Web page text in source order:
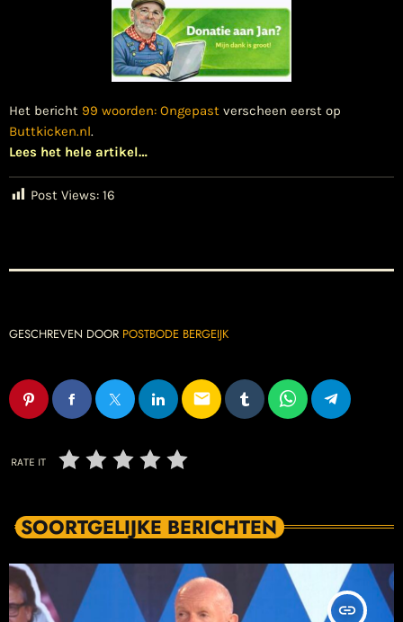
Het bericht 99 woorden: Ongepast verscheen eerst op
Buttkicken.nl.
Lees het hele artikel…
Post Views: 16
GESCHREVEN DOOR POSTBODE BERGEIJK
email
RATE IT
SOORTGELIJKE BERICHTEN
insert_link